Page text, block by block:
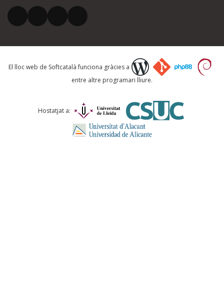
El vostre correu electrònic *
Què proposeu?
Comentari *
El lloc web de Softcatalà funciona gràcies a
entre altre programari lliure.
Hostatjat a: